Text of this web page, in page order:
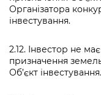
Організатора
інвестування.
2.12. Інвестор не
призначення
Об’єкт інвестування.